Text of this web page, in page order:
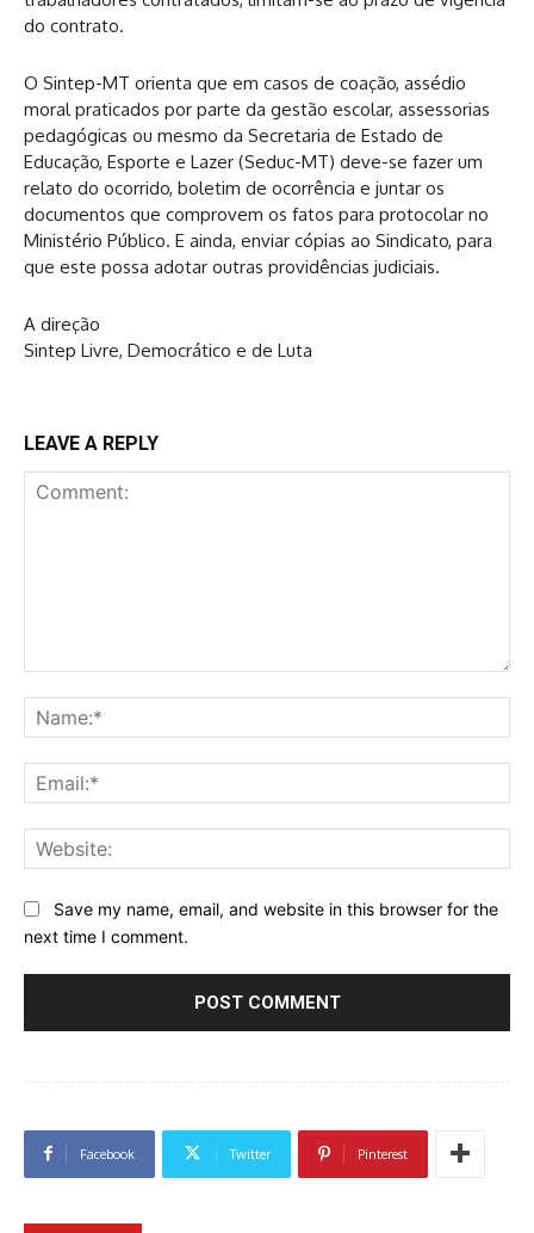
do contrato.
O Sintep-MT orienta que em casos de coação, assédio
moral praticados por parte da gestão escolar, assessorias
pedagógicas ou mesmo da Secretaria de Estado de
Educação, Esporte e Lazer (Seduc-MT) deve-se fazer um
relato do ocorrido, boletim de ocorrência e juntar os
documentos que comprovem os fatos para protocolar no
Ministério Público. E ainda, enviar cópias ao Sindicato, para
que este possa adotar outras providências judiciais.
A direção
Sintep Livre, Democrático e de Luta
LEAVE A REPLY
Save my name, email, and website in this browser for the
next time I comment.
Facebook Twitter Pinterest